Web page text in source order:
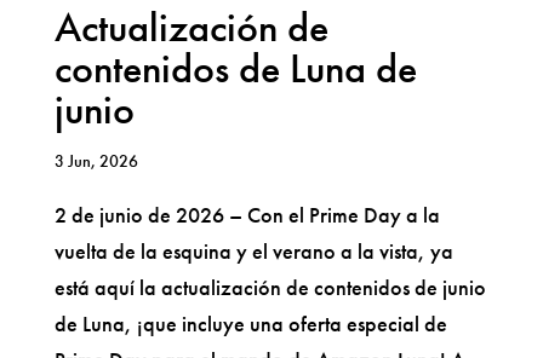
Actualización de
contenidos de Luna de
junio
3 Jun, 2026
2 de junio de 2026 – Con el Prime Day a la
vuelta de la esquina y el verano a la vista, ya
está aquí la actualización de contenidos de junio
de Luna, ¡que incluye una oferta especial de